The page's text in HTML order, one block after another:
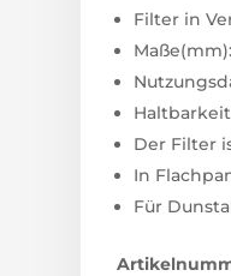
Filter in
Der Filter
In
Für